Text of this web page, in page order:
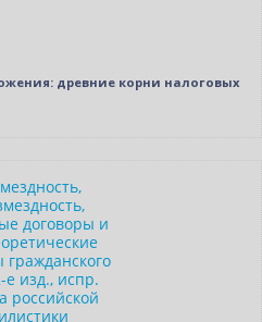
древние корни налоговых